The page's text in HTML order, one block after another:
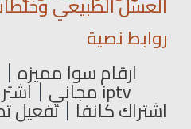
روابط نصية
ارقام سوا مميزه
iptv مجاني
اشتراك كانفا تفعيل